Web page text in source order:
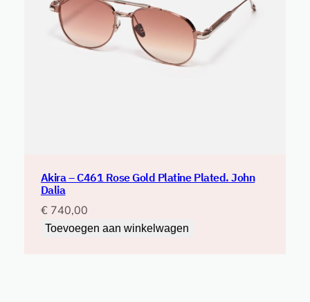
Akira – C461 Rose Gold Platine Plated. John
Dalia
€740,00
Toevoegen aan winkelwagen